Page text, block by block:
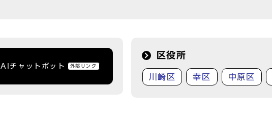
AIチャットボット 外部リンク
区役所
川崎区 幸区 中原区